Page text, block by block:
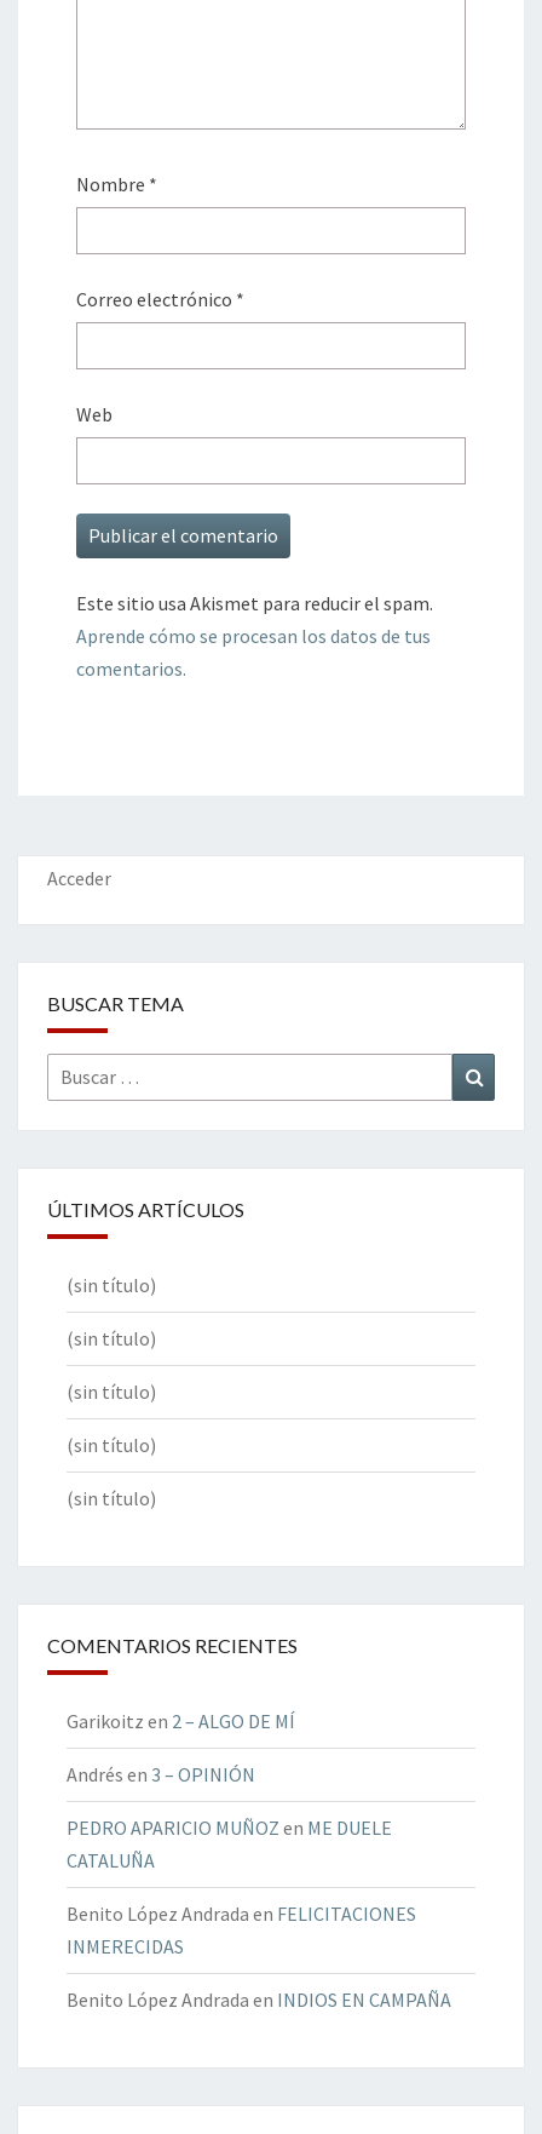
Nombre *
Correo electrónico *
Web
Este sitio usa Akismet para reducir el spam.
Aprende cómo se procesan los datos de tus
comentarios.
Acceder
BUSCAR TEMA
Buscar
por:
ÚLTIMOS ARTÍCULOS
(sin título)
(sin título)
(sin título)
(sin título)
(sin título)
COMENTARIOS RECIENTES
Garikoitz en 2 – ALGO DE MÍ
Andrés en 3 – OPINIÓN
PEDRO APARICIO MUÑOZ en ME DUELE
CATALUÑA
Benito López Andrada en FELICITACIONES
INMERECIDAS
Benito López Andrada en INDIOS EN CAMPAÑA